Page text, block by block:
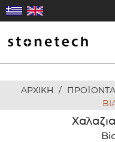
Η ΕΤΑΙΡΕΙΑ
ΥΠΗΡΕΣΙΕΣ
ΑΡΧΙΚΗ / ΠΡΟΪΟΝΤΑ